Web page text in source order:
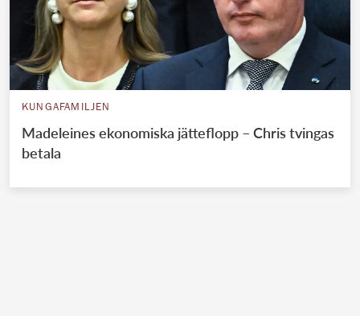
KUNGAFAMILJEN
Madeleines ekonomiska jätteflopp – Chris tvingas
betala